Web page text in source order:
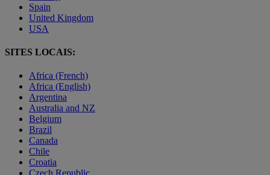
Spain
United Kingdom
USA
SITES LOCAIS:
Africa (French)
Africa (English)
Argentina
Australia and NZ
Belgium
Brazil
Canada
Chile
Croatia